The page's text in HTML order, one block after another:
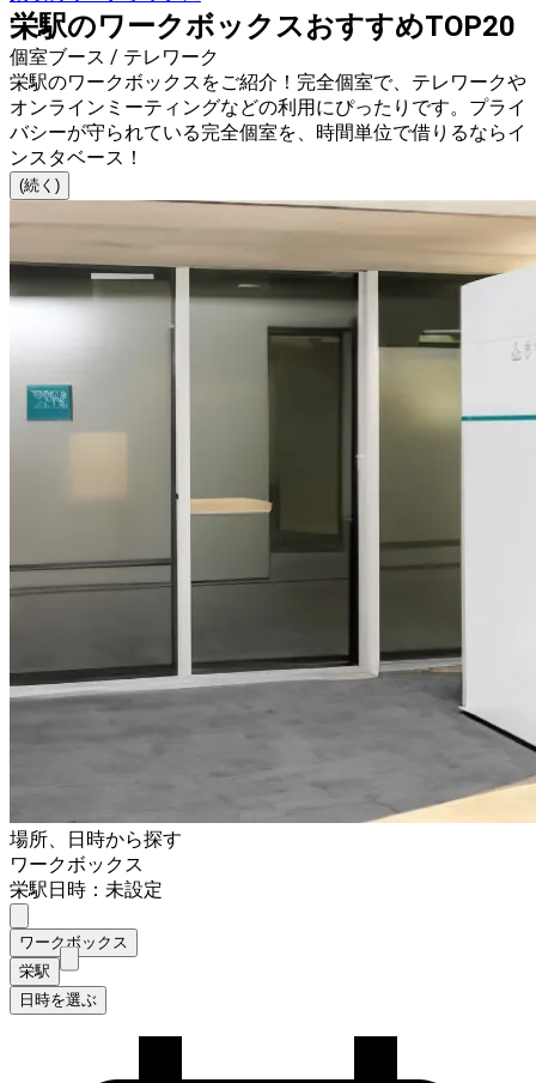
栄駅のワークボックスおすすめTOP20
個室ブース / テレワーク
栄駅のワークボックスをご紹介！完全個室で、テレワークや
オンラインミーティングなどの利用にぴったりです。プライ
バシーが守られている完全個室を、時間単位で借りるならイ
ンスタベース！
(続く)
場所、日時から探す
ワークボックス
栄駅日時：未設定
ワークボックス
栄駅
日時を選ぶ